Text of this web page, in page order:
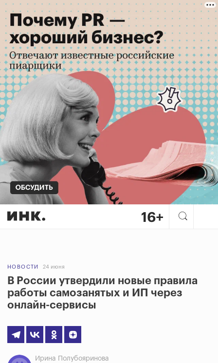
НОВОСТИ 24 июня
В России утвердили новые правила
работы самозанятых и ИП через
онлайн-сервисы
Ирина Полубояринова